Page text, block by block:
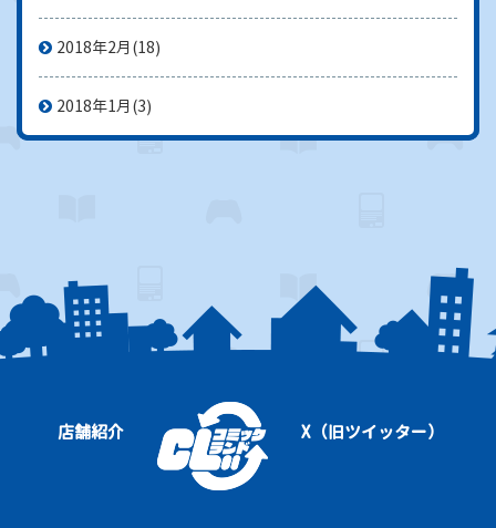
2018年2月 (18)
2018年1月 (3)
店舗紹介 X（旧ツイッター）